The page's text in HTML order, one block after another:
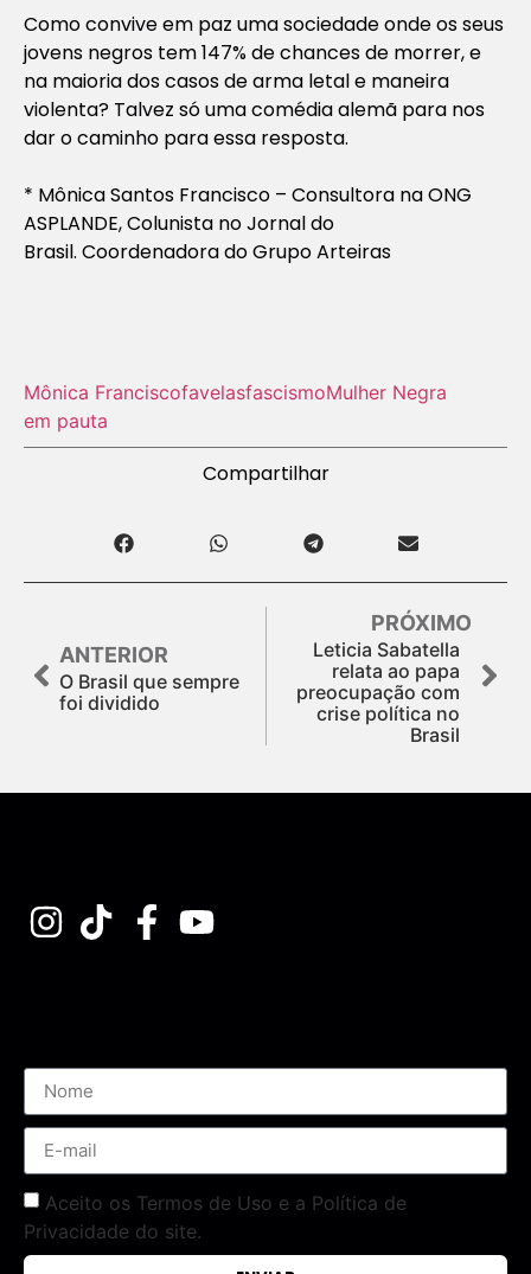
Como convive em paz uma sociedade onde os seus
jovens negros tem 147% de chances de morrer, e
na maioria dos casos de arma letal e maneira
violenta? Talvez só uma comédia alemã para nos
dar o caminho para essa resposta.
* Mônica Santos Francisco – Consultora na ONG
ASPLANDE, Colunista no Jornal do
Brasil. Coordenadora do Grupo Arteiras
Mônica FranciscofavelasfascismoMulher Negra
em pauta
Compartilhar
ANTERIOR
O Brasil que sempre
foi dividido
PRÓXIMO
Leticia Sabatella
relata ao papa
preocupação com
crise política no
Brasil
Aceito os Termos de Uso e a Política de
Privacidade do site.